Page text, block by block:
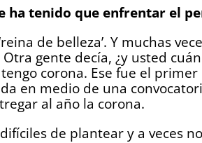
ha tenido que enfrentar el
de belleza’. Y muchas
gente decía, ¿y usted
corona. Ese fue el primer
en medio de una
al año la corona.
de plantear y a veces